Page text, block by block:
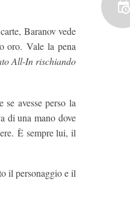
Baranov vede
oro. Vale la pena
All-In rischiando
avesse perso la
di una mano dove
È sempre lui, il
il personaggio e il